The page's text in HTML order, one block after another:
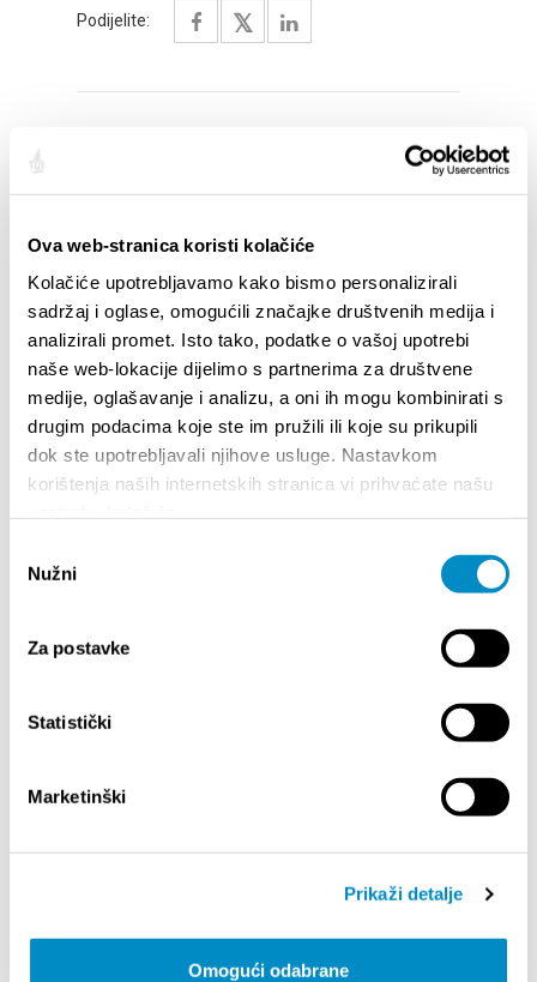
Ova web-stranica koristi kolačiće
Kolačiće upotrebljavamo kako bismo personalizirali
sadržaj i oglase, omogućili značajke društvenih medija i
analizirali promet. Isto tako, podatke o vašoj upotrebi
naše web-lokacije dijelimo s partnerima za društvene
medije, oglašavanje i analizu, a oni ih mogu kombinirati s
drugim podacima koje ste im pružili ili koje su prikupili
dok ste upotrebljavali njihove usluge. Nastavkom
korištenja naših internetskih stranica vi prihvaćate našu
pristanka
Nužni
Za postavke
Statistički
Marketinški
Prikaži detalje
Omogući odabrane
Podijelite:
STUPA NA SNAGU POČETKOM 2027. - VAŽNA
INFORMACIJA – IZDAVANJE REGISTRACIJSKOG